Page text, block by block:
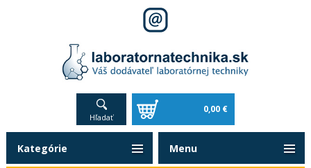
Hľadať
0,00 €
Kategórie Menu